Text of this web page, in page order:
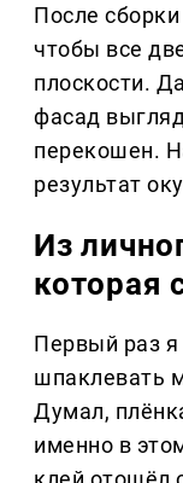
После сборки
чтобы все
плоскости.
фасад
перекошен.
результат
Из
которая
Первый раз
шпаклевать
Думал,
именно в